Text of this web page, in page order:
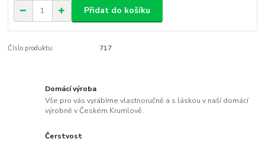
Přidat do košíku
Číslo produktu: 717
Domácí výroba
Vše pro vás vyrábíme vlastnoručně a s láskou v naší domácí
výrobně v Českém Krumlově.
Čerstvost